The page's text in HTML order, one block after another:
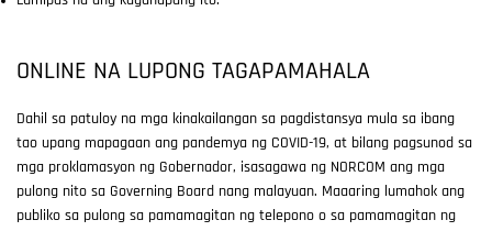
ONLINE NA LUPONG TAGAPAMAHALA
Dahil sa patuloy na mga kinakailangan sa pagdistansya mula sa ibang
tao upang mapagaan ang pandemya ng COVID-19, at bilang pagsunod sa
mga proklamasyon ng Gobernador, isasagawa ng NORCOM ang mga
pulong nito sa Governing Board nang malayuan. Maaaring lumahok ang
publiko sa pulong sa pamamagitan ng telepono o sa pamamagitan ng